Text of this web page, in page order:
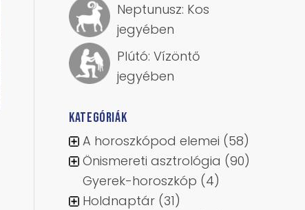
Neptunusz: Kos
jegyében
Plútó: Vízöntő
jegyében
KATEGÓRIÁK
A horoszkópod elemei (58)
Önismereti asztrológia (90)
Gyerek-horoszkóp (4)
Holdnaptár (31)